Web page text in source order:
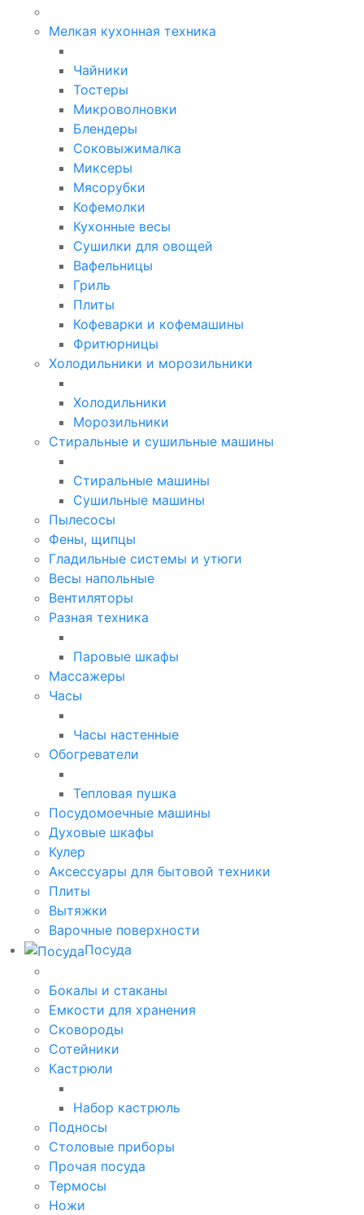
Мелкая кухонная техника
Чайники
Тостеры
Микроволновки
Блендеры
Соковыжималка
Миксеры
Мясорубки
Кофемолки
Кухонные весы
Сушилки для овощей
Вафельницы
Гриль
Плиты
Кофеварки и кофемашины
Фритюрницы
Холодильники и морозильники
Холодильники
Морозильники
Стиральные и сушильные машины
Стиральные машины
Сушильные машины
Пылесосы
Фены, щипцы
Гладильные системы и утюги
Весы напольные
Вентиляторы
Разная техника
Паровые шкафы
Массажеры
Часы
Часы настенные
Обогреватели
Тепловая пушка
Посудомоечные машины
Духовые шкафы
Кулер
Аксессуары для бытовой техники
Плиты
Вытяжки
Варочные поверхности
Посуда
Бокалы и стаканы
Емкости для хранения
Сковороды
Сотейники
Кастрюли
Набор кастрюль
Подносы
Столовые приборы
Прочая посуда
Термосы
Ножи